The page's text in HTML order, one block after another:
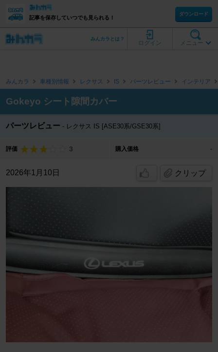
記事を保存していつでも見られる！
ダウンロード
メニュー
ログイン
みんカラとは？
みんカラ 車種別情報 レクサス IS パーツレビュー インテリア
Gokeyo シート隙間カバー
パーツレビュー レクサス IS [ASE30系/GSE30系]
評価 3 購入価格 -
2026年1月10日 クリップ